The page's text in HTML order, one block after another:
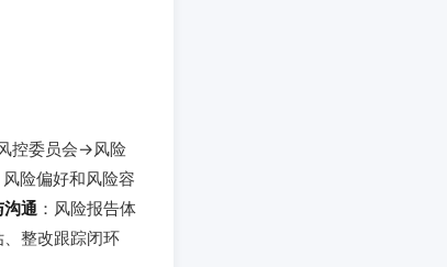
控委员会→风险
险偏好和风险容
沟通 ：风险报告体
、整改跟踪闭环